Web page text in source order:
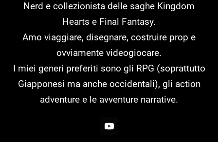
Nerd e collezionista delle saghe Kingdom
Hearts e Final Fantasy.
Amo viaggiare, disegnare, costruire prop e
ovviamente videogiocare.
I miei generi preferiti sono gli RPG (soprattutto
Giapponesi ma anche occidentali), gli action
adventure e le avventure narrative.